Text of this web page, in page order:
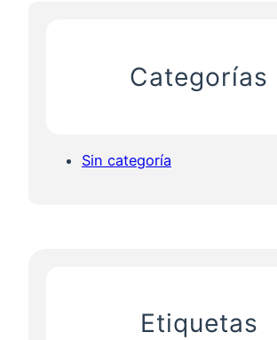
Categorías
Sin categoría
Etiquetas